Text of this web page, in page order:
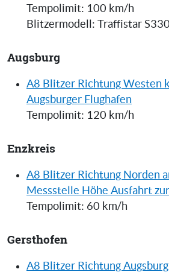
Tempolimit: 100 km/h
Blitzermodell: Traffistar S330
Augsburg
A8 Blitzer Richtung Westen
Augsburger Flughafen
Tempolimit: 120 km/h
Enzkreis
A8 Blitzer Richtung Norden
Messstelle Höhe Ausfahrt
Tempolimit: 60 km/h
Gersthofen
A8 Blitzer Richtung